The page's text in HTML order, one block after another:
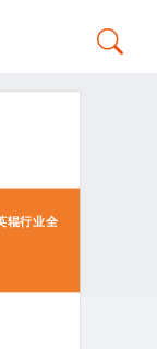
辊行业全